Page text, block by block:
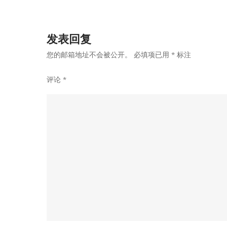
航
发表回复
您的邮箱地址不会被公开。 必填项已用 * 标注
评论 *